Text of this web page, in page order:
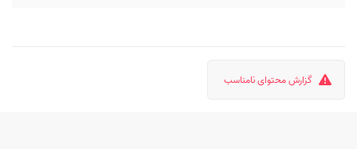
گزارش محتوای نامناسب